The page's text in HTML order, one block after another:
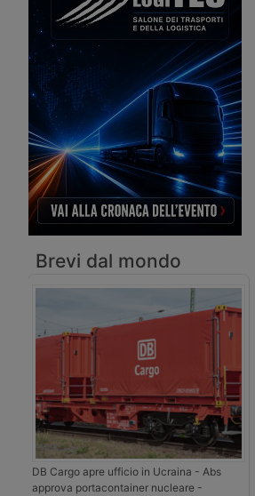
Brevi dal mondo
DB Cargo apre ufficio in Ucraina - Abs
approva portacontainer nucleare -